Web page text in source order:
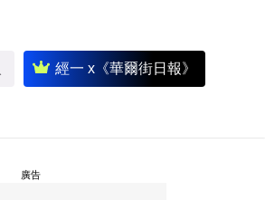
經一 x《華爾街日報》
廣告